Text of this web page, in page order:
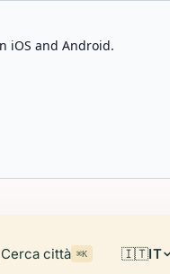
iOS and Android.
Cerca città ⌘K 🇮🇹IT